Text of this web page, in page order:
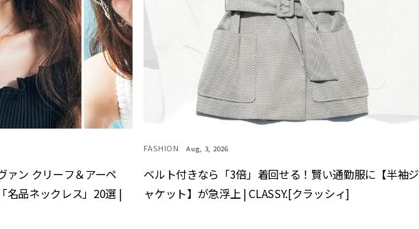
ァン クリーフ＆アーペ
品ネックレス」20選 |
FASHION Aug, 3, 2026
ベルト付きなら「3倍」着回せる！賢い通勤服に【半袖ジ
ャケット】が急浮上 | CLASSY.[クラッシィ]